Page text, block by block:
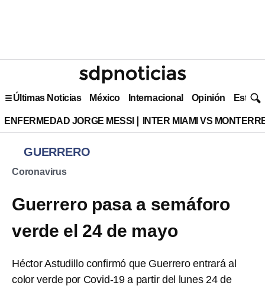
Últimas Noticias México Internacional Opinión Estilo
ENFERMEDAD JORGE MESSI INTER MIAMI VS
GUERRERO
Coronavirus
Guerrero pasa a semáforo
verde el 24 de mayo
Héctor Astudillo confirmó que Guerrero entrará al
color verde por Covid-19 a partir del lunes 24 de